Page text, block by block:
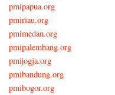
pmipapua.org
pmiriau.org
pmimedan.org
pmipalembang.org
pmijogja.org
pmibandung.org
pmibogor.org